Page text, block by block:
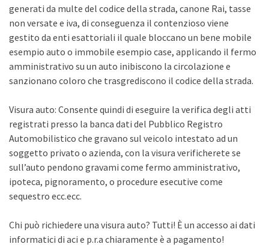
generati da multe del codice della strada, canone Rai, tasse
non versate e iva, di conseguenza il contenzioso viene
gestito da enti esattoriali il quale bloccano un bene mobile
esempio auto o immobile esempio case, applicando il fermo
amministrativo su un auto inibiscono la circolazione e
sanzionano coloro che trasgrediscono il codice della strada.
Visura auto: Consente quindi di eseguire la verifica degli atti
registrati presso la banca dati del Pubblico Registro
Automobilistico che gravano sul veicolo intestato ad un
soggetto privato o azienda, con la visura verificherete se
sull’auto pendono gravami come fermo amministrativo,
ipoteca, pignoramento, o procedure esecutive come
sequestro ecc.ecc.
Chi può richiedere una visura auto? Tutti! È un accesso ai dati
informatici di aci e p.r.a chiaramente è a pagamento!